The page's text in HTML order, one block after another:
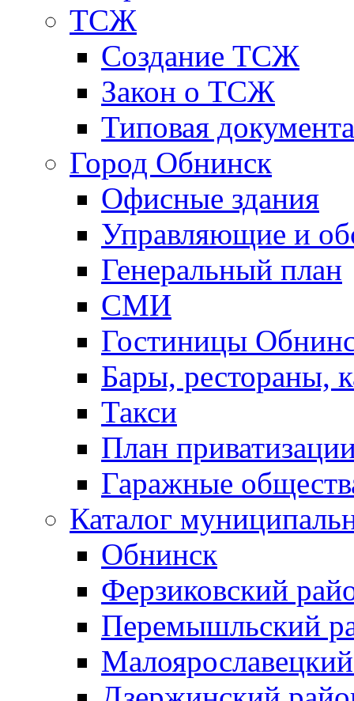
ТСЖ
Создание ТСЖ
Закон о ТСЖ
Типовая
Город Обнинск
Офисные здания
Управляющие и
Генеральный план
СМИ
Гостиницы
Бары, рестораны,
Такси
План
Гаражные
Каталог
Обнинск
Ферзиковский
Перемышльский